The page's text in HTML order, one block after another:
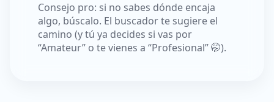
Consejo pro: si no sabes dónde encaja
algo, búscalo. El buscador te sugiere el
camino (y tú ya decides si vas por
“Amateur” o te vienes a “Profesional” 🤭).